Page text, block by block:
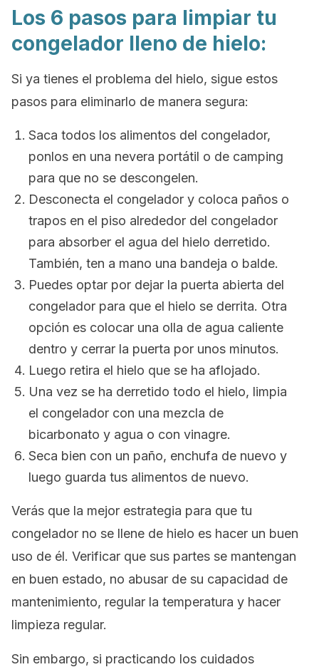
Los 6 pasos para limpiar tu
congelador lleno de hielo:
Si ya tienes el problema del hielo, sigue estos
pasos para eliminarlo de manera segura:
Saca todos los alimentos del congelador,
ponlos en una nevera portátil o de camping
para que no se descongelen.
Desconecta el congelador y coloca paños o
trapos en el piso alrededor del congelador
para absorber el agua del hielo derretido.
También, ten a mano una bandeja o balde.
Puedes optar por dejar la puerta abierta del
congelador para que el hielo se derrita. Otra
opción es colocar una olla de agua caliente
dentro y cerrar la puerta por unos minutos.
Luego retira el hielo que se ha aflojado.
Una vez se ha derretido todo el hielo, limpia
el congelador con una mezcla de
bicarbonato y agua o con vinagre.
Seca bien con un paño, enchufa de nuevo y
luego guarda tus alimentos de nuevo.
Verás que la mejor estrategia para que tu
congelador no se llene de hielo es hacer un buen
uso de él. Verificar que sus partes se mantengan
en buen estado, no abusar de su capacidad de
mantenimiento, regular la temperatura y hacer
limpieza regular.
Sin embargo, si practicando los cuidados